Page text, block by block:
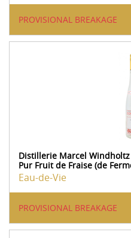
PROVISIONAL BREAKAGE
Distillerie Marcel
Pur Fruit de Fraise (de
Eau-de-Vie
PROVISIONAL BREAKAGE